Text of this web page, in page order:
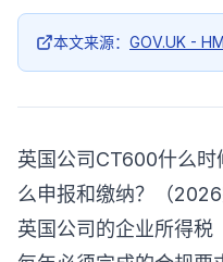
本文来源： GOV.UK -
英国公司CT600什么
么申报和缴纳？（2026
英国公司的企业所得